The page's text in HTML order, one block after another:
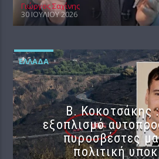
Γιώργος Σαχίνης
30 ΙΟΥΛΊΟΥ 2026
ΕΛΛΆΔΑ
Β. Κοκοτσάκης
εξοπλισμό
πυροσβέστες
πολιτική